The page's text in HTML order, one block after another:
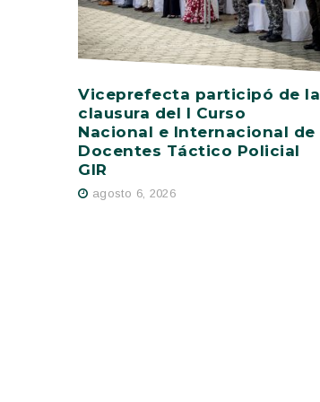
Viceprefecta participó de la
clausura del I Curso
Nacional e Internacional de
Docentes Táctico Policial
GIR
agosto 6, 2026